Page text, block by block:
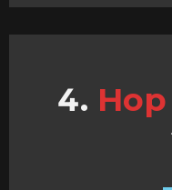
Hop